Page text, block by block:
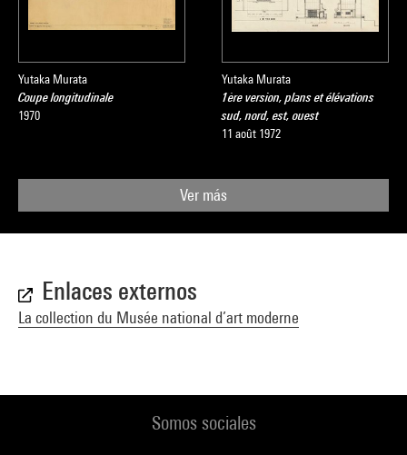
Yutaka Murata
Coupe longitudinale
1970
Yutaka Murata
1ère version, plans et élévations
sud, nord, est, ouest
11 août 1972
Ver más
Enlaces externos
La collection du Musée national d’art moderne
Somos sociales